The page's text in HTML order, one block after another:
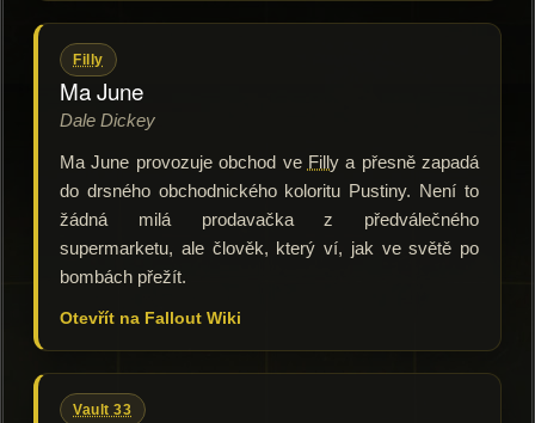
Ma June
Dale Dickey
Filly
Ma June provozuje obchod ve Fillya přesně zapadá
do drsného obchodnického koloritu Pustiny. Není to
žádná milá prodavačka z předválečného
supermarketu, ale člověk, který ví, jak ve světě po
bombách přežít.
Otevřít na Fallout Wiki
Vault 33